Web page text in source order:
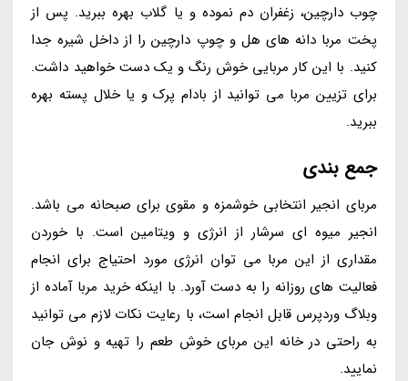
چوب دارچین، زغفران دم نموده و یا گلاب بهره ببرید. پس از
پخت مربا دانه های هل و چوپ دارچین را از داخل شیره جدا
کنید. با این کار مربایی خوش رنگ و یک دست خواهید داشت.
برای تزیین مربا می توانید از بادام پرک و یا خلال پسته بهره
ببرید.
جمع بندی
مربای انجیر انتخابی خوشمزه و مقوی برای صبحانه می باشد.
انجیر میوه ای سرشار از انرژی و ویتامین است. با خوردن
مقداری از این مربا می توان انرژی مورد احتیاج برای انجام
فعالیت های روزانه را به دست آورد. با اینکه خرید مربا آماده از
وبلاگ وردپرس قابل انجام است، با رعایت نکات لازم می توانید
به راحتی در خانه این مربای خوش طعم را تهیه و نوش جان
نمایید.